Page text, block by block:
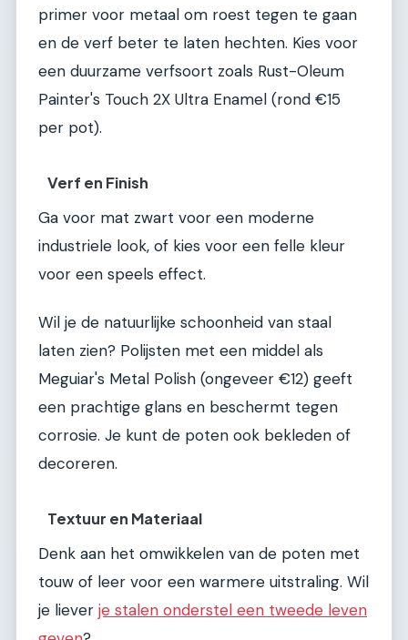
primer voor metaal om roest tegen te gaan
en de verf beter te laten hechten. Kies voor
een duurzame verfsoort zoals Rust-Oleum
Painter's Touch 2X Ultra Enamel (rond €15
per pot).
Verf en Finish
Ga voor mat zwart voor een moderne
industriele look, of kies voor een felle kleur
voor een speels effect.
Wil je de natuurlijke schoonheid van staal
laten zien? Polijsten met een middel als
Meguiar's Metal Polish (ongeveer €12) geeft
een prachtige glans en beschermt tegen
corrosie. Je kunt de poten ook bekleden of
decoreren.
Textuur en Materiaal
Denk aan het omwikkelen van de poten met
touw of leer voor een warmere uitstraling. Wil
je liever je stalen onderstel een tweede leven